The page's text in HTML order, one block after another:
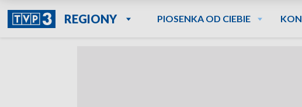
REGIONY PIOSENKA OD CIEBIE